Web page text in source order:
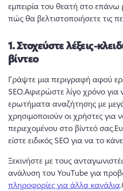
εμπειρία του θεατή στο
πώς θα βελτιστοποιήσετε τις
1.Στοχεύστε λέξεις-
βίντεο
Γράψτε μια περιγραφή αφού
SEO.Αφιερώστε λίγο χρόνο
ερωτήματα αναζήτησης με
χρησιμοποιούν οι χρήστες για
περιεχομένου στο βίντεό σας.
είστε ειδικός SEO για να το
Ξεκινήστε με τους
ανάλυση του YouTube για
πληροφορίες για άλλα κανάλια.